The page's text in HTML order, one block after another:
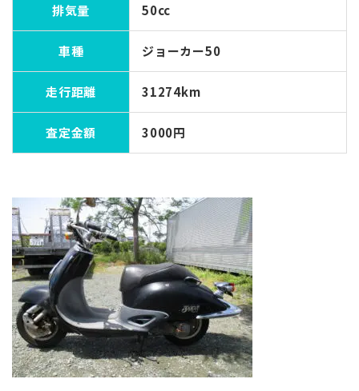
排気量 50cc
車種 ジョーカー50
走行距離 31274km
査定金額 3000円